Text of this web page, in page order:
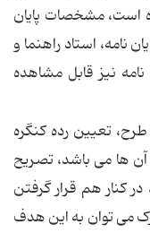
است، مشخصات پایان
نامه، استاد راهنما و
نیز قابل مشاهده
طرح، تعیین رده کنگره
ها می باشد، تصریح
کنار هم قرار گرفتن
می توان به این هدف